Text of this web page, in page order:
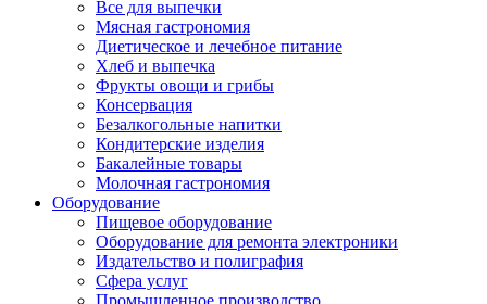
Все для выпечки
Мясная гастрономия
Диетическое и лечебное питание
Хлеб и выпечка
Фрукты овощи и грибы
Консервация
Безалкогольные напитки
Кондитерские изделия
Бакалейные товары
Молочная гастрономия
Оборудование
Пищевое оборудование
Оборудование для ремонта электроники
Издательство и полиграфия
Сфера услуг
Промышленное производство